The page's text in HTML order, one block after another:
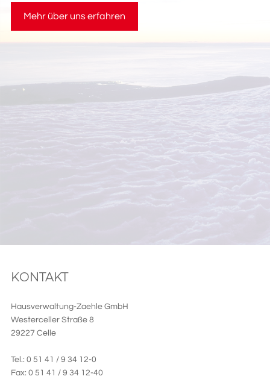
Mehr über uns erfahren
KONTAKT
Hausverwaltung-Zaehle GmbH
Westerceller Straße 8
29227 Celle
Tel.: 0 51 41 / 9 34 12-0
Fax: 0 51 41 / 9 34 12-40